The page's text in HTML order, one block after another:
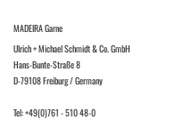
MADEIRA Garne
Ulrich + Michael Schmidt & Co. GmbH
Hans-Bunte-Straße 8
D-79108 Freiburg / Germany
Tel: +49(0)761 - 510 48-0